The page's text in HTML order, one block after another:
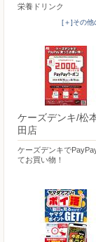
栄養ドリンク
[＋]その他
ケーズデンキ/松
田店
ケーズデンキで
てお買い物！